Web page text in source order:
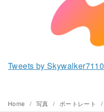
Tweets by Skywalker7110
Home 写真 ポートレート